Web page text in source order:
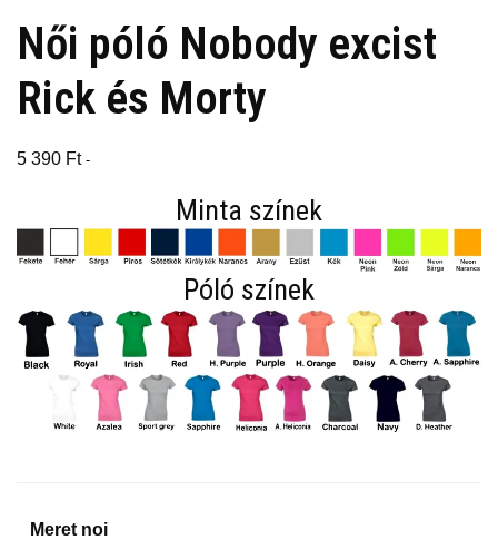
Női póló Nobody excist
Rick és Morty
5 390 Ft -
Minta színek
Póló színek
Meret noi